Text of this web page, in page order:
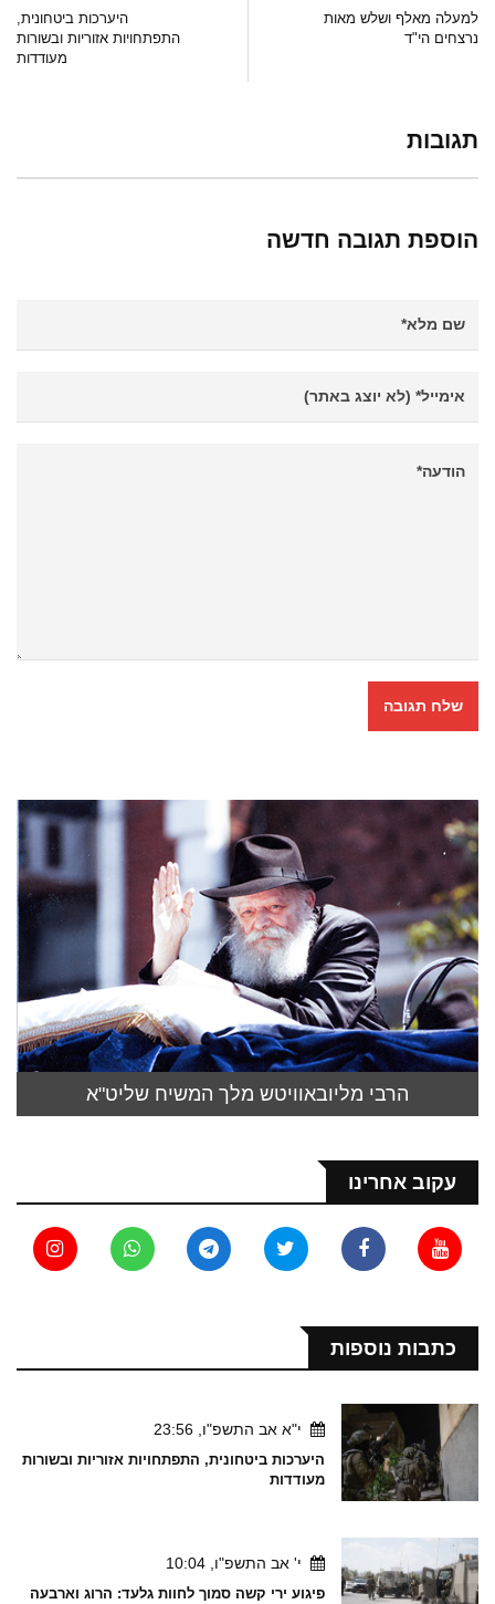
למעלה מאלף ושלש מאות
נרצחים הי"ד
היערכות ביטחונית,
התפתחויות אזוריות ובשורות
מעודדות
תגובות
הוספת תגובה חדשה
הרבי מליובאוויטש מלך המשיח שליט"א
עקוב אחרינו
כתבות נוספות
י"א אב התשפ"ו, 23:56
היערכות ביטחונית, התפתחויות אזוריות ובשורות
מעודדות
י' אב התשפ"ו, 10:04
פיגוע ירי קשה סמוך לחוות גלעד: הרוג וארבעה